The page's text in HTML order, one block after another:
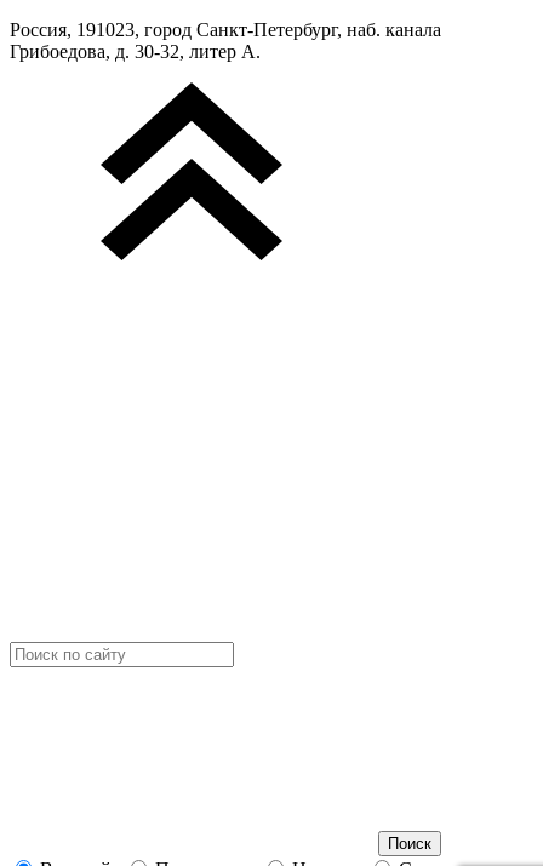
Россия, 191023, город Санкт-Петербург, наб. канала
Грибоедова, д. 30-32, литер А.